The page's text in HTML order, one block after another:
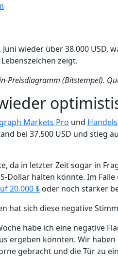
wieder über 38.000 USD,
zeigt.
Preisdiagramm (Bitstempel).
Markets Pro und
bei 37.500 USD und stieg
da in letzter Zeit sogar in
Dollar halten könnte. Im
20.000 $ oder noch stärker
hat sich diese negative
habe ich eine negative
ergeben könnten. Wir
gebracht und die Tür zu